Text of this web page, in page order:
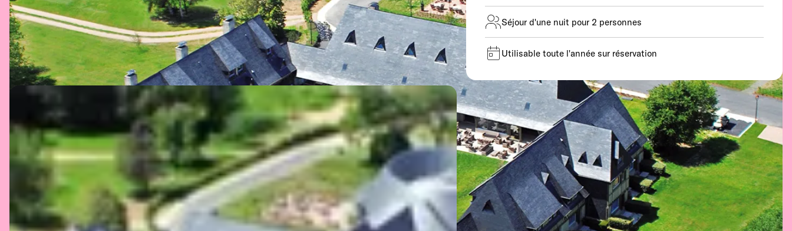
Séjour d'une nuit pour 2 personnes
Utilisable toute l'année sur réservation